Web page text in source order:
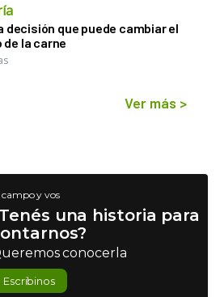
decisión que puede cambiar el
de la carne
Ver más >
campo y vos
una historia para
conocerla
Escribinos